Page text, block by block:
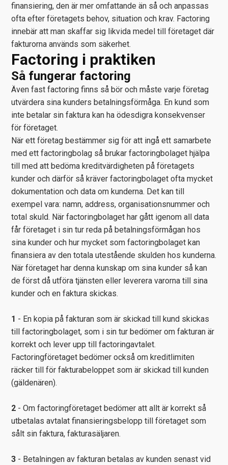
finansiering, den är mer omfattande än så och anpassas
ofta efter företagets behov, situation och krav. Factoring
innebär att man skaffar sig likvida medel till företaget där
fakturorna används som säkerhet.
Factoring i praktiken
Så fungerar factoring
Även fast factoring finns så bör och måste varje företag
utvärdera sina kunders betalningsförmåga. En kund som
inte betalar sin faktura kan ha ödesdigra konsekvenser
för företaget.
När ett företag bestämmer sig för att ingå ett samarbete
med ett factoringbolag så brukar factoringbolaget hjälpa
till med att bedöma kreditvärdigheten på företagets
kunder och därför så kräver factoringbolaget ofta mycket
dokumentation och data om kunderna. Det kan till
exempel vara: namn, address, organisationsnummer och
total skuld. När factoringbolaget har gått igenom all data
får företaget i sin tur reda på betalningsförmågan hos
sina kunder och hur mycket som factoringbolaget kan
finansiera av den totala utestående skulden hos kunderna.
När företaget har denna kunskap om sina kunder så kan
de först då utföra tjänsten eller leverera varorna till sina
kunder och en faktura skickas.
1 - En kopia på fakturan som är skickad till kund skickas
till factoringbolaget, som i sin tur bedömer om fakturan är
korrekt och lever upp till factoringavtalet.
Factoringföretaget bedömer också om kreditlimiten
räcker till för fakturabeloppet som är skickad till kunden
(gäldenären).
2 - Om factoringföretaget bedömer att allt är korrekt så
utbetalas avtalat finansieringsbelopp till företaget som
sålt sin faktura, fakturasäljaren.
3 - Betalningen av fakturan betalas av kunden senast vid